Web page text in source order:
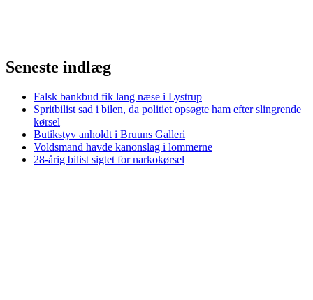
Seneste indlæg
Falsk bankbud fik lang næse i Lystrup
Spritbilist sad i bilen, da politiet opsøgte ham efter slingrende
kørsel
Butikstyv anholdt i Bruuns Galleri
Voldsmand havde kanonslag i lommerne
28-årig bilist sigtet for narkokørsel